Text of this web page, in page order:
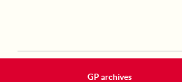
GP archives